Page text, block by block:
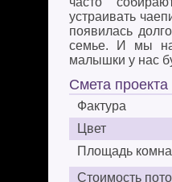
устраивать
появилась
семье. И мы
малышки у нас
Смета проекта
Фактура
Цвет
Площадь
Стоимость